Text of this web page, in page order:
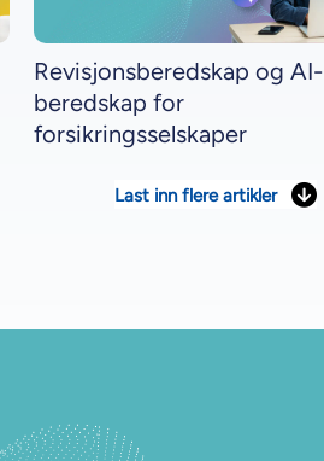
Revisjonsberedskap og AI-
beredskap for
forsikringsselskaper
Last inn flere artikler